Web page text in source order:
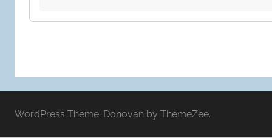
WordPress Theme: Donovan by ThemeZee.